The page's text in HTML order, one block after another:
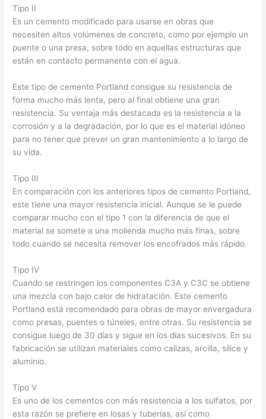
Tipo II
Es un cemento modificado para usarse en obras que
necesiten altos volúmenes de concreto, como por ejemplo un
puente o una presa, sobre todo en aquellas estructuras que
están en contacto permanente con el agua.
Este tipo de cemento Portland consigue su resistencia de
forma mucho más lenta, pero al final obtiene una gran
resistencia. Su ventaja más destacada es la resistencia a la
corrosión y a la degradación, por lo que es el material idóneo
para no tener que prever un gran mantenimiento a lo largo de
su vida.
Tipo III
En comparación con los anteriores tipos de cemento Portland,
este tiene una mayor resistencia inicial. Aunque se le puede
comparar mucho con el tipo 1 con la diferencia de que el
material se somete a una molienda mucho más finas, sobre
todo cuando se necesita remover los encofrados más rápido.
Tipo IV
Cuando se restringen los componentes C3A y C3C se obtiene
una mezcla con bajo calor de hidratación. Este cemento
Portland está recomendado para obras de mayor envergadura
como presas, puentes o túneles, entre otras. Su resistencia se
consigue luego de 30 días y sigue en los días sucesivos. En su
fabricación se utilizan materiales como calizas, arcilla, sílice y
aluminio.
Tipo V
Es uno de los cementos con más resistencia a los sulfatos, por
esta razón se prefiere en losas y tuberías, así como